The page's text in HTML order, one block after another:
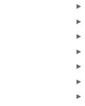
►
►
►
►
►
►
►